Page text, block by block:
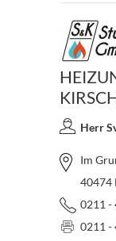
Herr
Im
40474
0211 -
0211 -